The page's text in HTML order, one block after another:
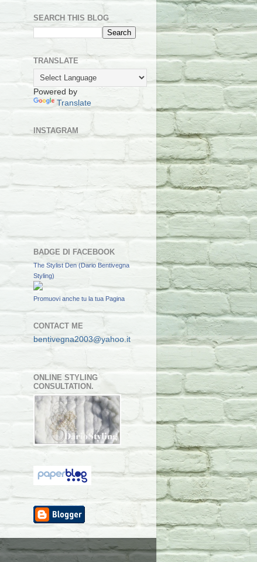
SEARCH THIS BLOG
TRANSLATE
Powered by
Translate
INSTAGRAM
BADGE DI FACEBOOK
The Stylist Den (Dario Bentivegna
Styling)
Promuovi anche tu la tua Pagina
CONTACT ME
bentivegna2003@yahoo.it
ONLINE STYLING
CONSULTATION.